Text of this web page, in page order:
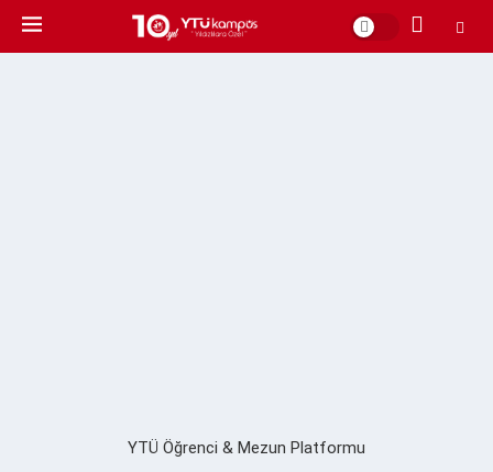
YTÜ Öğrenci & Mezun Platformu